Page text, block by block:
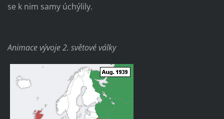
se k nim samy úchýlily.
Animace vývoje 2. světové války